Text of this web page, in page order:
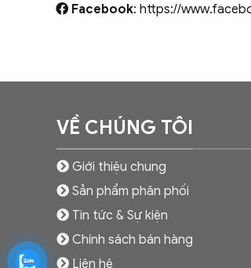
Facebook: https://
VỀ CHÚNG TÔI
Giới thiệu chung
Sản phẩm phân phối
Tin tức & Sự kiện
Chính sách bán hàng
Liên hệ